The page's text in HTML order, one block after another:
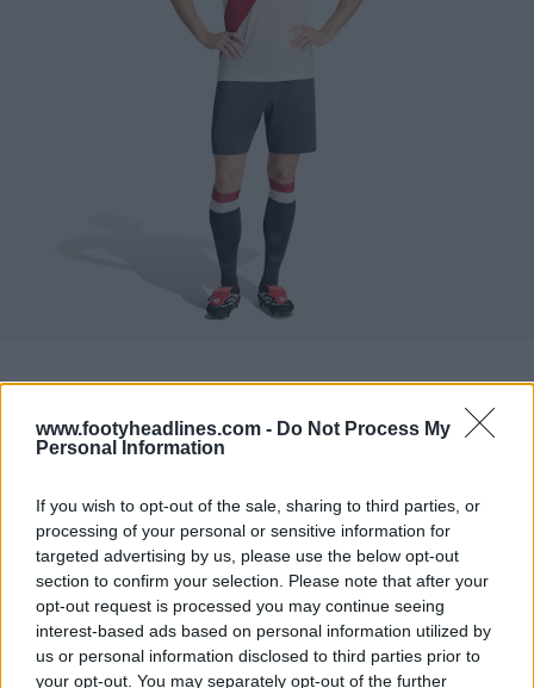
www.footyheadlines.com - Do Not Process My
Personal Information
If you wish to opt-out of the sale, sharing to third parties, or
processing of your personal or sensitive information for
targeted advertising by us, please use the below opt-out
section to confirm your selection. Please note that after your
opt-out request is processed you may continue seeing
interest-based ads based on personal information utilized by
us or personal information disclosed to third parties prior to
your opt-out. You may separately opt-out of the further